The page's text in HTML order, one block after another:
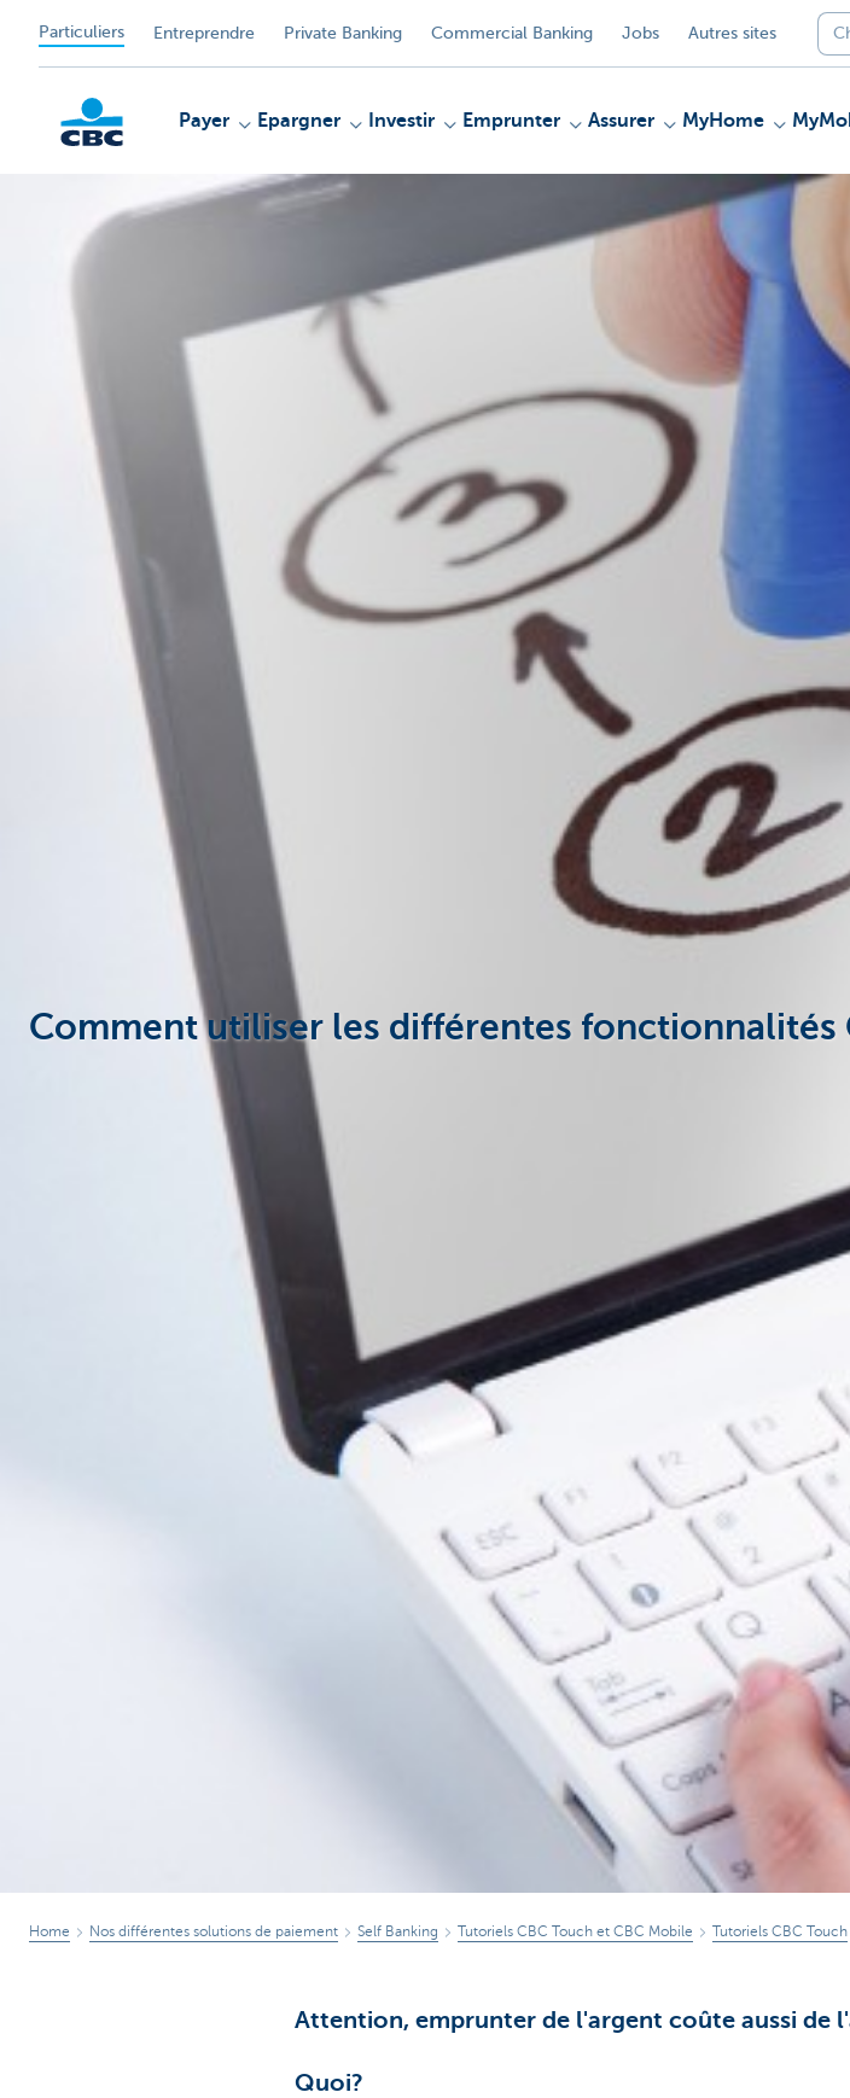
Particuliers Entreprendre Private Banking Commercial Banking Jobs Autres sites
Particulieren
Payer Epargner Investir Emprunter Assurer MyHome
Comment utiliser les différentes fonctionnalités
Home Nos différentes solutions de paiement Self Banking Tutoriels CBC Touch et CBC Mobile Tutoriels CBC Touch
Attention, emprunter de l'argent coûte aussi de
Quoi?